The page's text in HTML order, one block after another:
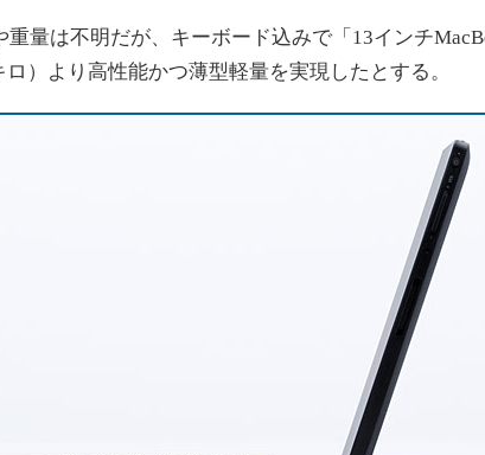
量は不明だが、キーボード込みで「13インチ
ロ）より高性能かつ薄型軽量を実現したとする。